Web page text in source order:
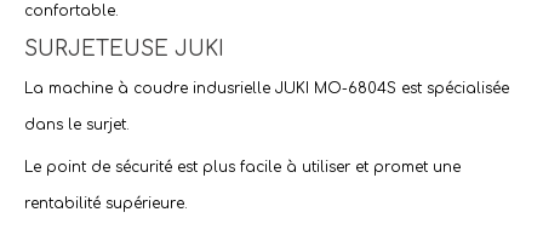
confortable.
SURJETEUSE JUKI
La machine à coudre indusrielle JUKI MO-6804S est spécialisée
dans le surjet.
Le point de sécurité est plus facile à utiliser et promet une
rentabilité supérieure.